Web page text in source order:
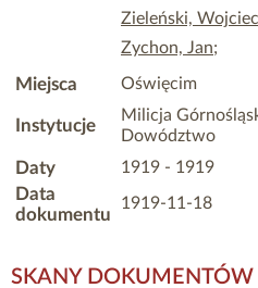
Zieleński,
Zychon, Jan;
Miejsca Oświęcim
Instytucje
Milicja
Dowództwo
Daty 1919 - 1919
Data
dokumentu
1919-11-18
SKANY DOKUMENTÓW